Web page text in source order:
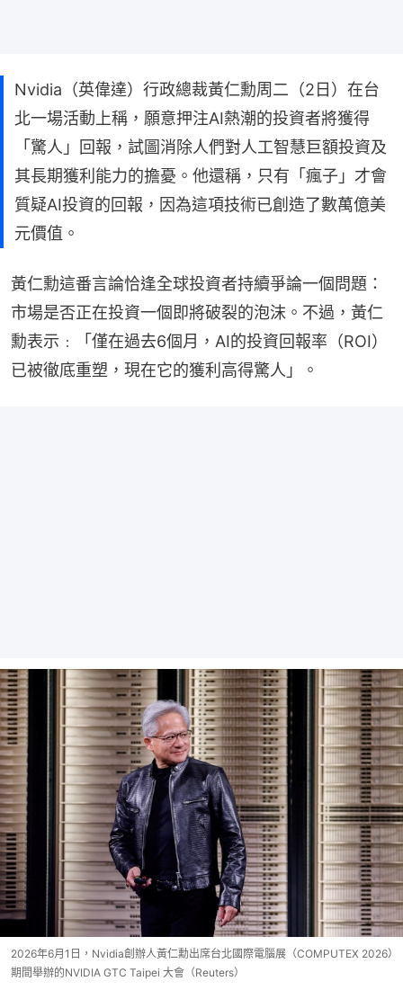
Nvidia（英偉達）行政總裁黃仁勳周二（2日）在台
北一場活動上稱，願意押注AI熱潮的投資者將獲得
「驚人」回報，試圖消除人們對人工智慧巨額投資及
其長期獲利能力的擔憂。他還稱，只有「瘋子」才會
質疑AI投資的回報，因為這項技術已創造了數萬億美
元價值。
黃仁勳這番言論恰逢全球投資者持續爭論一個問題：
市場是否正在投資一個即將破裂的泡沫。不過，黃仁
勳表示﹕「僅在過去6個月，AI的投資回報率（ROI）
已被徹底重塑，現在它的獲利高得驚人」。
2026年6月1日，Nvidia創辦人黃仁勳出席台北國際電腦展（COMPUTEX 2026）
期間舉辦的NVIDIA GTC Taipei 大會（Reuters）